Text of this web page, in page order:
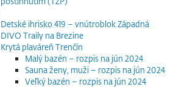
Detské ihrisko 419 – vnútroblok Západná
DIVO Traily na Brezine
Krytá plaváreň Trenčín
Malý bazén – rozpis na jún 2024
Sauna ženy, muži – rozpis na jún 2024
Veľký bazén – rozpis na jún 2024